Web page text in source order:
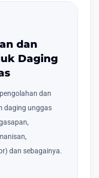
dan
Daging
dan
daging unggas
dan sebagainya.